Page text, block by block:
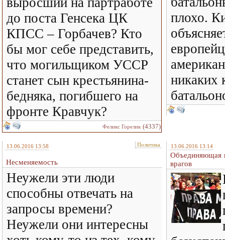
до поста Генсека ЦК
КПСС – Горбачев? Кто
бы мог себе представить,
что могильщиком УССР
станет сын крестьянина-
бедняка, погибшего на
фронте Кравчук?
Феликс Горелик (4337)
плохо.
никаких
13.06.2016 13:58 Политика
Несменяемость
Неужели эти люди
способны отвечать на
запросы времени?
Неужели они интересны
13.06.2016 13:14
Объединяющая
врагов